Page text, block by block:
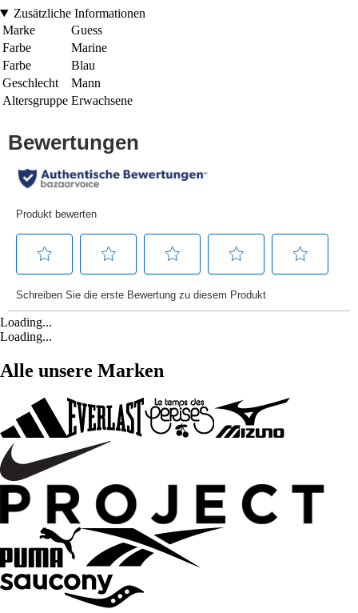
Zusätzliche Informationen
Marke
Guess
Farbe
Marine
Farbe
Blau
Geschlecht
Mann
Altersgruppe Erwachsene
Loading...
Loading...
Alle unsere Marken